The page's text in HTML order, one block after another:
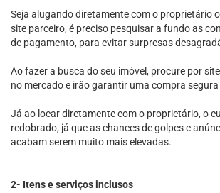
Seja alugando diretamente com o proprietário
site parceiro, é preciso pesquisar a fundo as
de pagamento, para evitar surpresas
Ao fazer a busca do seu imóvel, procure por
no mercado e irão garantir uma compra segura
Já ao locar diretamente com o proprietário, o
redobrado, já que as chances de golpes e
acabam serem muito mais elevadas.
2- Itens e serviços inclusos